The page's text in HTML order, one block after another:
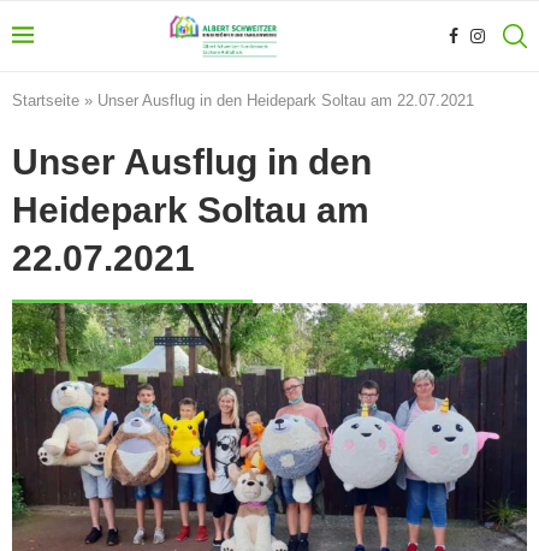
Startseite » Unser Ausflug in den Heidepark Soltau am 22.07.2021
Unser Ausflug in den
Heidepark Soltau am
22.07.2021